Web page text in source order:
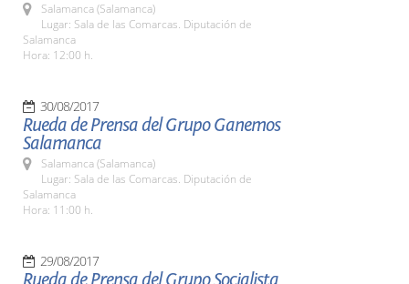
Salamanca (Salamanca)
Lugar: Sala de las Comarcas. Diputación de
Salamanca
Hora: 12:00 h.
30/08/2017
Rueda de Prensa del Grupo Ganemos
Salamanca
Salamanca (Salamanca)
Lugar: Sala de las Comarcas. Diputación de
Salamanca
Hora: 11:00 h.
29/08/2017